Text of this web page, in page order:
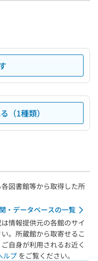
（1種類）
図書館等から取得した所
・データベースの一覧
情報提供元の各館のサイ
。所蔵館から取寄せるこ
自身が利用されるお近く
ルプをご覧ください。